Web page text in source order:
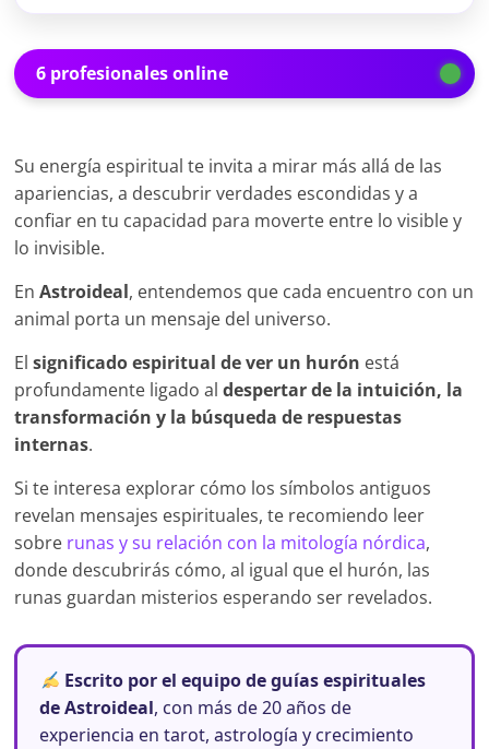
6 profesionales online
Su energía espiritual te invita a mirar más allá de las
apariencias, a descubrir verdades escondidas y a
confiar en tu capacidad para moverte entre lo visible y
lo invisible.
EnAstroideal, entendemos que cada encuentro con un
animal porta un mensaje del universo.
Elsignificado espiritual de ver un hurón está
profundamente ligado aldespertar de la intuición, la
transformación y la búsqueda de respuestas
internas.
Si te interesa explorar cómo los símbolos antiguos
revelan mensajes espirituales, te recomiendo leer
sobre runas y su relación con la mitología nórdica,
donde descubrirás cómo, al igual que el hurón, las
runas guardan misterios esperando ser revelados.
Escrito por el equipo de guías espirituales
de Astroideal, con más de 20 años de
experiencia en tarot, astrología y crecimiento